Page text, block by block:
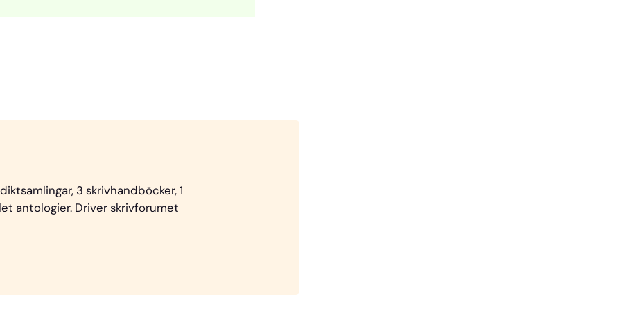
3 skrivhandböcker, 1
antologier. Driver skrivforumet